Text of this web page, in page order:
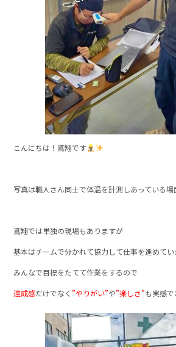
こんにちは！鳶翔です
写真は職人さん同士で体温を計測しあっている場
鳶翔では単独の現場もありますが
基本はチームで分かれて協力して仕事を進めてい
みんなで目標をたてて作業をするので
達成感だけでなく ”やりがい”や”楽しさ”も実感